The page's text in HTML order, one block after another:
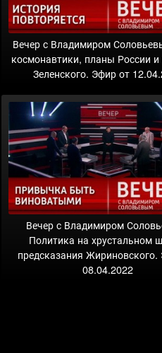
Вечер с Владимиром
космонавтики, планы России и
Зеленского. Эфир от
Вечер с Владимиром
Политика на хрустальном
предсказания
08.04.2022